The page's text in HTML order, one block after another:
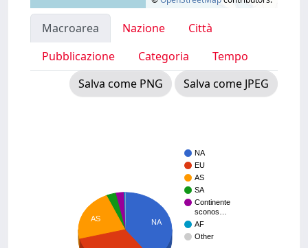
Macroarea Nazione
Città
Pubblicazione
Categoria
Tempo
Salva come PNG
Salva come JPEG
NA
EU
AS
SA
Continente
sconos…
AF
Other
NA
AS